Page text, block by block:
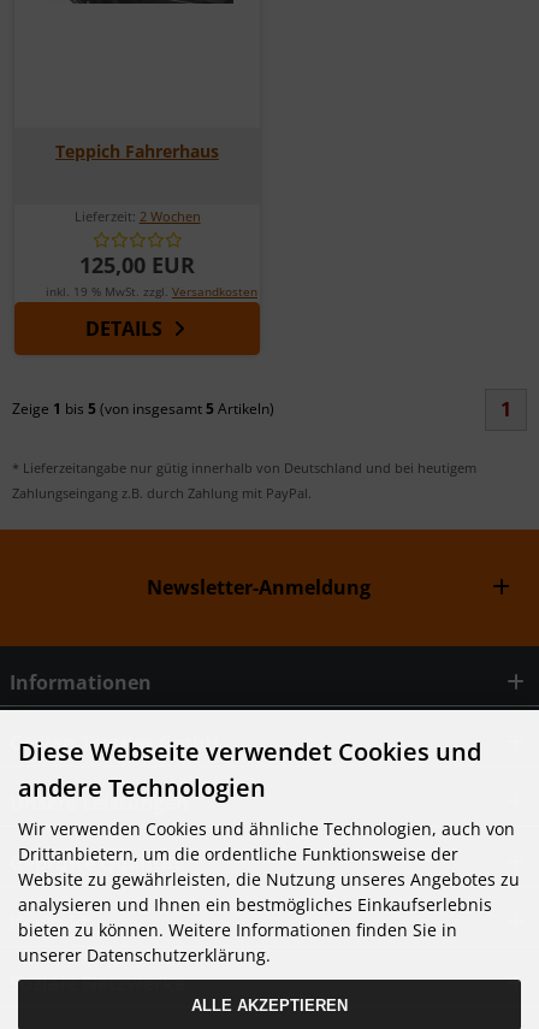
Teppich Fahrerhaus
Lieferzeit: 2 Wochen
125,00 EUR
inkl. 19 % MwSt. zzgl. Versandkosten
DETAILS
Zeige 1 bis 5 (von insgesamt5 Artikeln) 1
* Lieferzeitangabe nur gütig innerhalb von Deutschland und bei heutigem
Zahlungseingang z.B. durch Zahlung mit PayPal.
Newsletter-Anmeldung
Informationen
Cowan Textiles GmbH
Unsere Leistungen
Geprüfte Qualität
Kontakt
Soziale Netzwerke
Diese Webseite verwendet Cookies und
andere Technologien
Wir verwenden Cookies und ähnliche Technologien, auch von
Drittanbietern, um die ordentliche Funktionsweise der
Website zu gewährleisten, die Nutzung unseres Angebotes zu
analysieren und Ihnen ein bestmögliches Einkaufserlebnis
bieten zu können. Weitere Informationen finden Sie in
unserer Datenschutzerklärung.
ALLE AKZEPTIEREN